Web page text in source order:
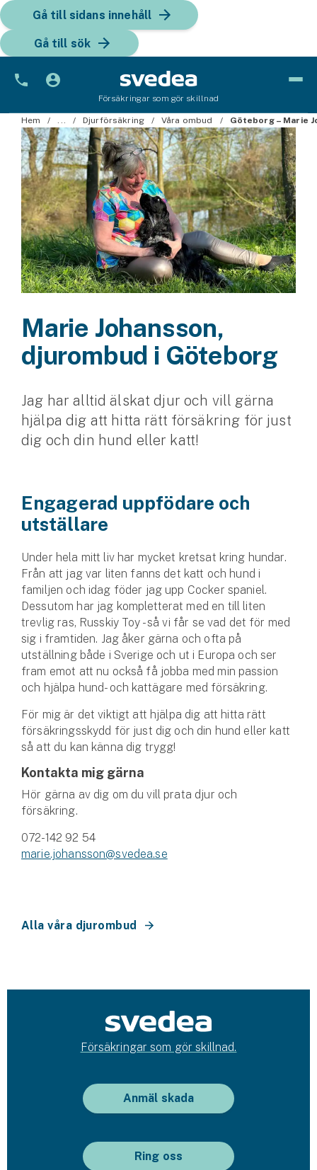
Gå till sidans innehåll
Gå till sök
Försäkringar som gör skillnad
Bil
Bilförsäkring
Bilförsäkring för företag
Fordon
Snöskoterförsäkring
ATV-försäkring
Husvagnsförsäkring
Motorcykel
Mc-försäkring
Märkesförsäkringar
Båt
Märkesförsäkringar
Vattenskoterförsäkring
Sportfiskarna
Djur
Hundförsäkring
Jakthundsförsäkring
Kattförsäkring
Djurförsäkring
Hem & hus
Hemförsäkring
Villaförsäkring
Företagsförsäkring
Bilförsäkring för företag
Drönarförsäkring
För förmedlare
Gruppförsäkringar
Hem ... Djurförsäkring Våra ombud Göteborg – Marie
Marie Johansson,
djurombud i Göteborg
Jag har alltid älskat djur och vill gärna
hjälpa dig att hitta rätt försäkring för just
dig och din hund eller katt!
Engagerad uppfödare och
utställare
Under hela mitt liv har mycket kretsat kring hundar.
Från att jag var liten fanns det katt och hund i
familjen och idag föder jag upp Cocker spaniel.
Dessutom har jag kompletterat med en till liten
trevlig ras, Russkiy Toy - så vi får se vad det för med
sig i framtiden. Jag åker gärna och ofta på
utställning både i Sverige och ut i Europa och ser
fram emot att nu också få jobba med min passion
och hjälpa hund- och kattägare med försäkring.
För mig är det viktigt att hjälpa dig att hitta rätt
försäkringsskydd för just dig och din hund eller katt
så att du kan känna dig trygg!
Kontakta mig gärna
Hör gärna av dig om du vill prata djur och
försäkring.
072-142 92 54
marie.johansson@svedea.se
Alla våra djurombud
Försäkringar som gör skillnad.
Anmäl skada
Ring oss